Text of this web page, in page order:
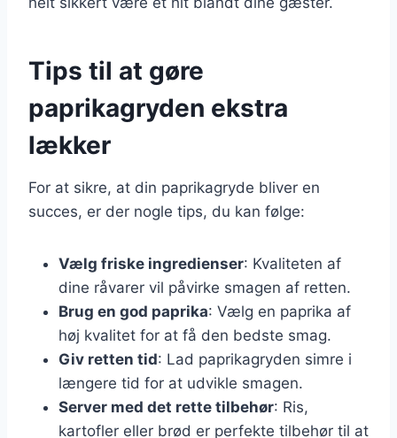
Tips til at gøre
paprikagryden ekstra
lækker
For at sikre, at din paprikagryde bliver en
succes, er der nogle tips, du kan følge:
Vælg friske ingredienser: Kvaliteten af
dine råvarer vil påvirke smagen af retten.
Brug en god paprika: Vælg en paprika af
høj kvalitet for at få den bedste smag.
Giv retten tid: Lad paprikagryden simre i
længere tid for at udvikle smagen.
Server med det rette tilbehør: Ris,
kartofler eller brød er perfekte tilbehør til at